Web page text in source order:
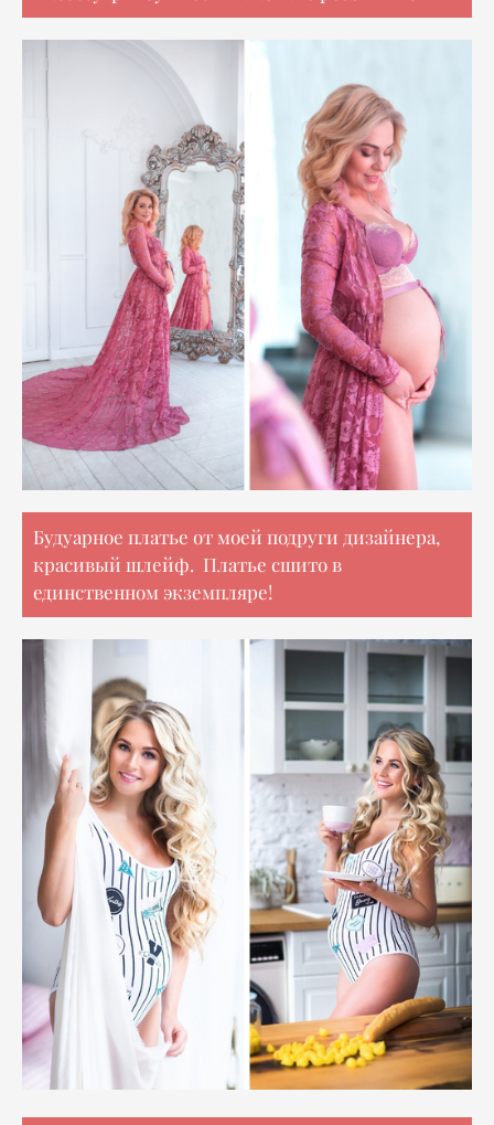
Будуарное платье от моей подруги дизайнера,
красивый шлейф. Платье сшито в
единственном экземпляре!